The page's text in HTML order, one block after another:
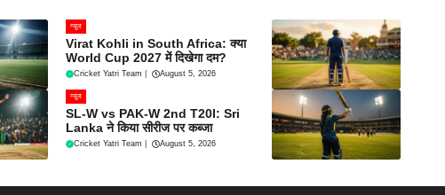
न्यूज
Virat Kohli in South Africa: क्या
World Cup 2027 में दिखेगा दम?
Cricket Yatri Team August 5, 2026
न्यूज
SL-W vs PAK-W 2nd T20I: Sri
Lanka ने किया सीरीज पर कब्जा
Cricket Yatri Team August 5, 2026